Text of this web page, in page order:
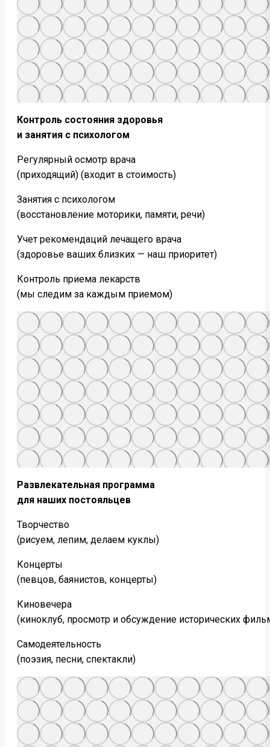
Контроль состояния здоровья
и занятия с психологом
Регулярный осмотр врача
(приходящий) (входит в стоимость)
Занятия с психологом
(восстановление моторики, памяти, речи)
Учет рекомендаций лечащего врача
(здоровье ваших близких — наш приоритет)
Контроль приема лекарств
(мы следим за каждым приемом)
Развлекательная программа
для наших постояльцев
Творчество
(рисуем, лепим, делаем куклы)
Концерты
(певцов, баянистов, концерты)
Киновечера
(киноклуб, просмотр и обсуждение исторических
Самодеятельность
(поэзия, песни, спектакли)